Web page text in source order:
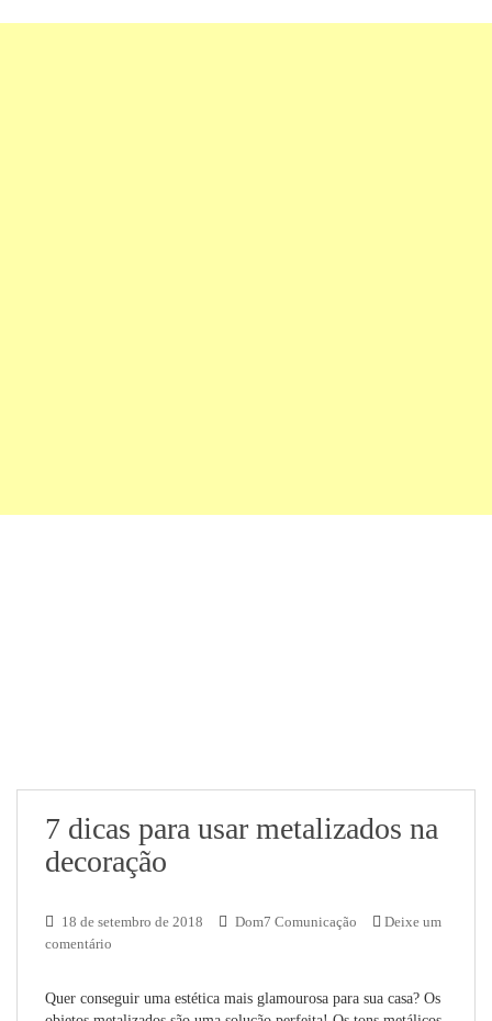
7 dicas para usar metalizados na
decoração
18 de setembro de 2018 Dom7 Comunicação
Deixe um
comentário
Quer conseguir uma estética mais glamourosa para sua casa? Os